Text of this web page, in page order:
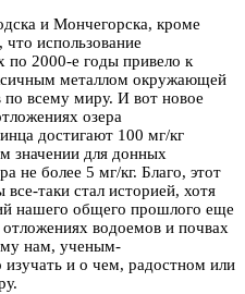
и Мончегорска, кроме
, что использование
по 2000-е годы привело к
металлом окружающей
всему миру. И вот новое
озера
достигают 100 мг/кг
значении для донных
не более 5 мг/кг. Благо, этот
все-таки стал историей, хотя
нашего общего прошлого еще
водоемов и почвах
нам, ученым-
и о чем, радостном или